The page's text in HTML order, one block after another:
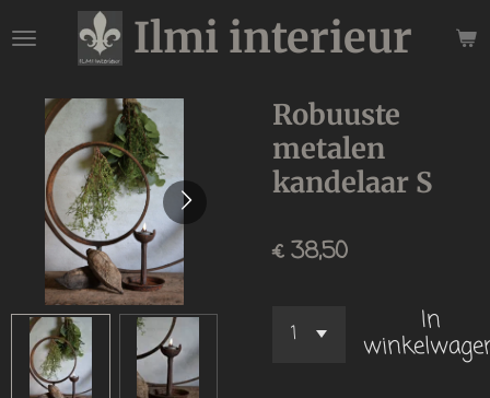
direct
hoofdinhoud
Ilmi interieur
Robuuste
metalen
kandelaar S
€ 38,50
In